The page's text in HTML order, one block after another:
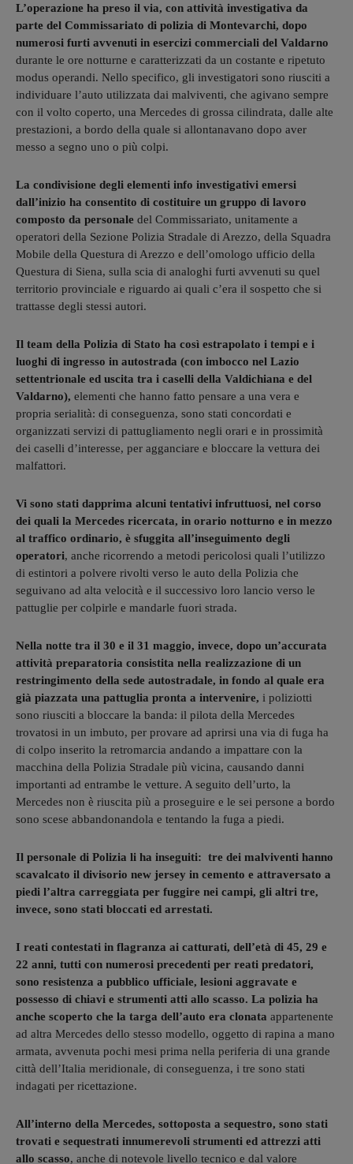
L’operazione ha preso il via, con attività investigativa da
parte del Commissariato di polizia di Montevarchi, dopo
numerosi furti avvenuti in esercizi commerciali del Valdarno
durante le ore notturne e caratterizzati da un costante e ripetuto
modus operandi. Nello specifico, gli investigatori sono riusciti a
individuare l’auto utilizzata dai malviventi, che agivano sempre
con il volto coperto, una Mercedes di grossa cilindrata, dalle alte
prestazioni, a bordo della quale si allontanavano dopo aver
messo a segno uno o più colpi.
La condivisione degli elementi info investigativi emersi
dall’inizio ha consentito di costituire un gruppo di lavoro
composto da personale del Commissariato, unitamente a
operatori della Sezione Polizia Stradale di Arezzo, della Squadra
Mobile della Questura di Arezzo e dell’omologo ufficio della
Questura di Siena, sulla scia di analoghi furti avvenuti su quel
territorio provinciale e riguardo ai quali c’era il sospetto che si
trattasse degli stessi autori.
Il team della Polizia di Stato ha così estrapolato i tempi e i
luoghi di ingresso in autostrada (con imbocco nel Lazio
settentrionale ed uscita tra i caselli della Valdichiana e del
Valdarno), elementi che hanno fatto pensare a una vera e
propria serialità: di conseguenza, sono stati concordati e
organizzati servizi di pattugliamento negli orari e in prossimità
dei caselli d’interesse, per agganciare e bloccare la vettura dei
malfattori.
Vi sono stati dapprima alcuni tentativi infruttuosi, nel corso
dei quali la Mercedes ricercata, in orario notturno e in mezzo
al traffico ordinario, è sfuggita all’inseguimento degli
operatori, anche ricorrendo a metodi pericolosi quali l’utilizzo
di estintori a polvere rivolti verso le auto della Polizia che
seguivano ad alta velocità e il successivo loro lancio verso le
pattuglie per colpirle e mandarle fuori strada.
Nella notte tra il 30 e il 31 maggio, invece, dopo un’accurata
attività preparatoria consistita nella realizzazione di un
restringimento della sede autostradale, in fondo al quale era
già piazzata una pattuglia pronta a intervenire, i poliziotti
sono riusciti a bloccare la banda: il pilota della Mercedes
trovatosi in un imbuto, per provare ad aprirsi una via di fuga ha
di colpo inserito la retromarcia andando a impattare con la
macchina della Polizia Stradale più vicina, causando danni
importanti ad entrambe le vetture. A seguito dell’urto, la
Mercedes non è riuscita più a proseguire e le sei persone a bordo
sono scese abbandonandola e tentando la fuga a piedi.
Il personale di Polizia li ha inseguiti: tre dei malviventi hanno
scavalcato il divisorio new jersey in cemento e attraversato a
piedi l’altra carreggiata per fuggire nei campi, gli altri tre,
invece, sono stati bloccati ed arrestati.
I reati contestati in flagranza ai catturati, dell’età di 45, 29 e
22 anni, tutti con numerosi precedenti per reati predatori,
sono resistenza a pubblico ufficiale, lesioni aggravate e
possesso di chiavi e strumenti atti allo scasso. La polizia ha
anche scoperto che la targa dell’auto era clonata appartenente
ad altra Mercedes dello stesso modello, oggetto di rapina a mano
armata, avvenuta pochi mesi prima nella periferia di una grande
città dell’Italia meridionale, di conseguenza, i tre sono stati
indagati per ricettazione.
All’interno della Mercedes, sottoposta a sequestro, sono stati
trovati e sequestrati innumerevoli strumenti ed attrezzi atti
allo scasso, anche di notevole livello tecnico e dal valore